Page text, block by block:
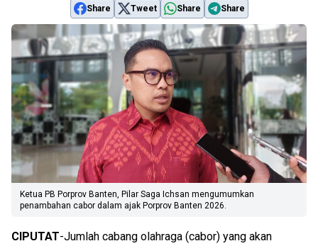
Share Tweet Share Share
Ketua PB Porprov Banten, Pilar Saga Ichsan mengumumkan
penambahan cabor dalam ajak Porprov Banten 2026.
CIPUTAT-Jumlah cabang olahraga (cabor) yang akan